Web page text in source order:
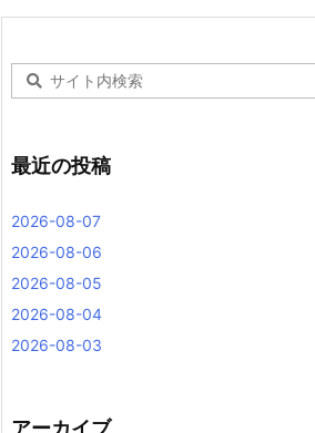
最近の投稿
2026-08-07
2026-08-06
2026-08-05
2026-08-04
2026-08-03
アーカイブ